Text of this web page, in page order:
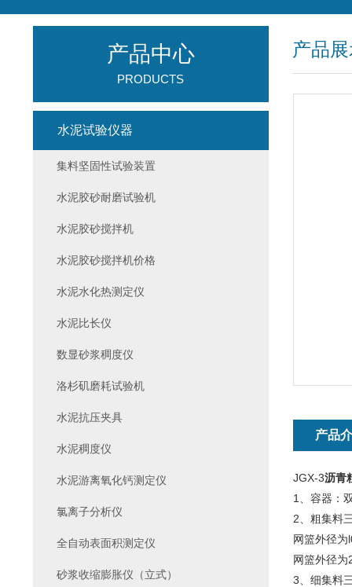
产品
产品
JGX-3沥青
1、容器：
2、粗集料
网篮外径
网篮外径
3、细集料
产品中心
PRODUCTS
水泥试验仪器
集料坚固性试验装置
水泥胶砂耐磨试验机
水泥胶砂搅拌机
水泥胶砂搅拌机价格
水泥水化热测定仪
水泥比长仪
数显砂浆稠度仪
洛杉矶磨耗试验机
水泥抗压夹具
水泥稠度仪
水泥游离氧化钙测定仪
氯离子分析仪
全自动表面积测定仪
砂浆收缩膨胀仪（立式）